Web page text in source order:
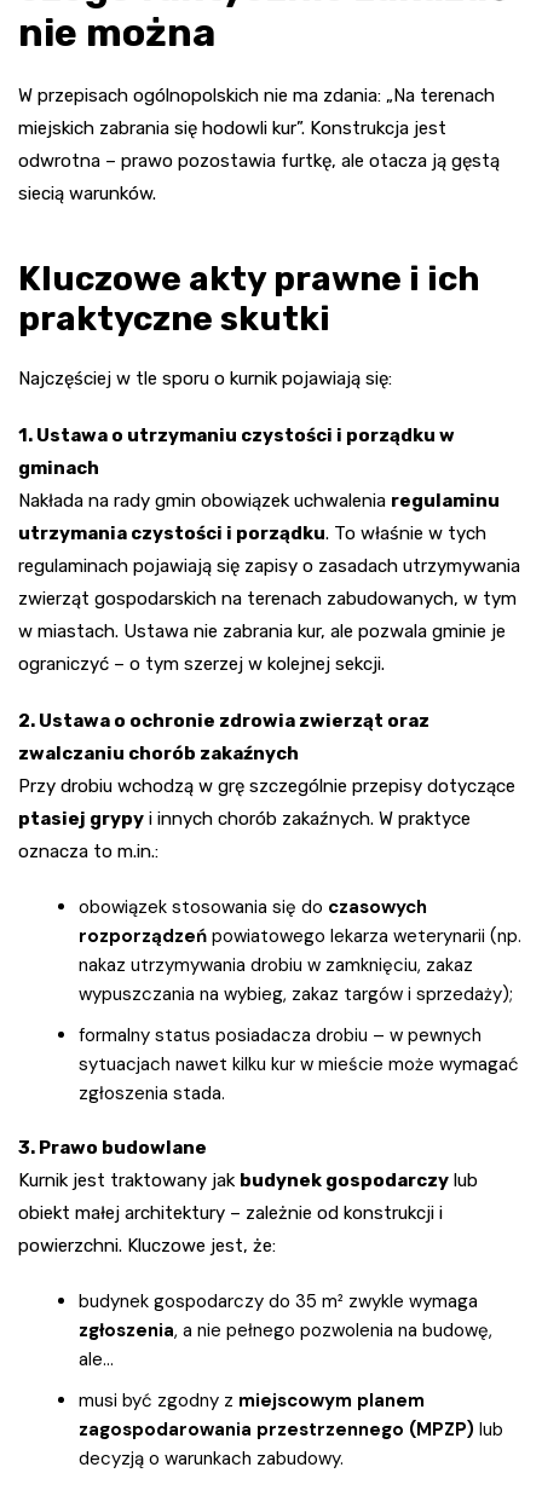
nie można
W przepisach ogólnopolskich nie ma zdania: „Na terenach
miejskich zabrania się hodowli kur”. Konstrukcja jest
odwrotna – prawo pozostawia furtkę, ale otacza ją gęstą
siecią warunków.
Kluczowe akty prawne i ich
praktyczne skutki
Najczęściej w tle sporu o kurnik pojawiają się:
1. Ustawa o utrzymaniu czystości i porządku w
gminach
Nakłada na rady gmin obowiązek uchwalenia regulaminu
utrzymania czystości i porządku. To właśnie w tych
regulaminach pojawiają się zapisy o zasadach utrzymywania
zwierząt gospodarskich na terenach zabudowanych, w tym
w miastach. Ustawa nie zabrania kur, ale pozwala gminie je
ograniczyć – o tym szerzej w kolejnej sekcji.
2. Ustawa o ochronie zdrowia zwierząt oraz
zwalczaniu chorób zakaźnych
Przy drobiu wchodzą w grę szczególnie przepisy dotyczące
ptasiej grypy i innych chorób zakaźnych. W praktyce
oznacza to m.in.:
obowiązek stosowania się do czasowych
rozporządzeń powiatowego lekarza weterynarii (np.
nakaz utrzymywania drobiu w zamknięciu, zakaz
wypuszczania na wybieg, zakaz targów i sprzedaży);
formalny status posiadacza drobiu – w pewnych
sytuacjach nawet kilku kur w mieście może wymagać
zgłoszenia stada.
3. Prawo budowlane
Kurnik jest traktowany jak budynek gospodarczy lub
obiekt małej architektury – zależnie od konstrukcji i
powierzchni. Kluczowe jest, że:
budynek gospodarczy do 35 m² zwykle wymaga
zgłoszenia, a nie pełnego pozwolenia na budowę,
ale…
musi być zgodny z miejscowym planem
zagospodarowania przestrzennego (MPZP) lub
decyzją o warunkach zabudowy.